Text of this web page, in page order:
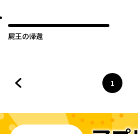
屍王の帰還
ページ
1
へ